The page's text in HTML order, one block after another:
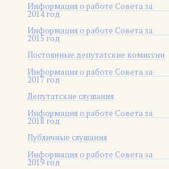
Информация о работе Совета за
2014 год
Информация о работе Совета за
2015 год
Постоянные депутатские комиссии
Информация о работе Совета за
2017 год
Депутатские слушания
Информация о работе Совета за
2018 год
Публичные слушания
Информация о работе Совета за
2019 год